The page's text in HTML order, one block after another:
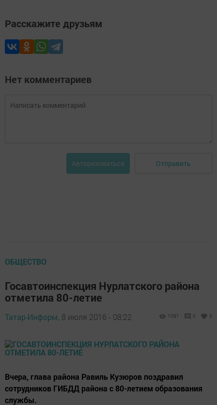
Расскажите друзьям
Нет комментариев
Авторизоваться Отправить
ОБЩЕСТВО
Госавтоинспекция Нурлатского района
отметила 80-летие
Татар-Информ, 8 июля 2016 - 08:22 1091 0 0
Вчера, глава района Равиль Кузюров поздравил
сотрудников ГИБДД района с 80-летием образования
службы.